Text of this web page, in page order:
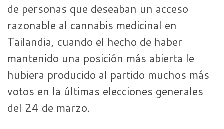
de personas que deseaban un acceso
razonable al cannabis medicinal en
Tailandia, cuando el hecho de haber
mantenido una posición más abierta le
hubiera producido al partido muchos más
votos en la últimas elecciones generales
del 24 de marzo.